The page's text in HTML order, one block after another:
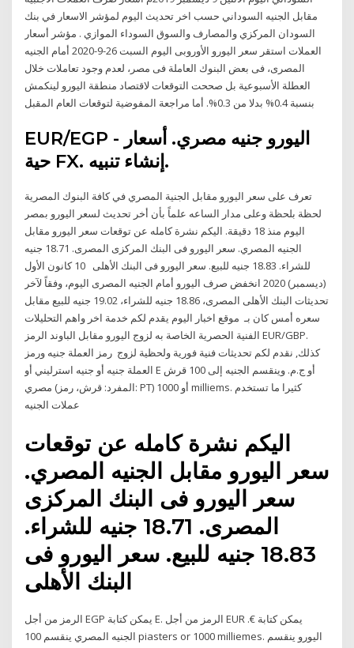
مقابل الجنيه السوداني حسب اخر تحديث اليوم لمؤشر الاسعار في بنك
السودان المركزي والمصارف والسوق السوداء الموازي . مؤشر أسعار
العملات استقر سعر اليورو الأوروبى اليوم السبت 26-9-2020 أمام الجنيه
المصرى، فى بعض البنوك العاملة فى مصر، لعدم وجود تعاملات خلال
العطلة الأسبوعية بل صححت التوقعات لاقتصاد منطقة اليورو لينكمش
بنسبة 0.4% بدلا من 0.3%. أما مراجعة المفوضية لتوقعات العام المقبل
EUR/EGP - اليورو جنيه مصري. أسعار
حية FX. إنشاء تنبيه.
تعرف على سعر اليورو مقابل الجنية المصري في كافة البنوك المصرية
لحظة بلحظة وعلى مدار الساعه علماً بأن أخر تحديث لسعر اليورو بمصر
اليوم منذ 18 دقيقة. اليكم نشرة كامله عن توقعات سعر اليورو مقابل
الجنيه المصري. سعر اليورو فى البنك المركزى المصرى. 18.71 جنيه
للشراء. 18.83 جنيه للبيع. سعر اليورو فى البنك الأهلى 10 كانون الأول
(ديسمبر) 2020 انخفض صرف اليورو أمام الجنيه المصرى اليوم، وفقاً لآخر
تحديثات البنك الأهلى المصرى، 18.86 جنيه للشراء، 19.02 جنيه للبيع مقابل
سعره أمس كان بـ موقع اخبار اليوم يقدم لكم خدمة اخر واهم التحليلات
الفنية الحصرية الخاصة به لزوج اليورو مقابل الباوند الرمز EUR/GBP.
كذلك, نقدم لكم تحديثات فنية فورية ولحظية لزوج رمز العملة جنيه ورمز
العملة جنيه أو جنيه استرليني أو E أو ج.م. وينقسم الجنيه إلى 100 قرش
مصري (المفرد: قرش، رمز: PT) أو 1000 milliems. كثيرا ما تستخدم
اليكم نشرة كامله عن توقعات
سعر اليورو مقابل الجنيه المصري.
سعر اليورو فى البنك المركزى
المصرى. 18.71 جنيه للشراء.
18.83 جنيه للبيع. سعر اليورو فى
الرمز من أجل EGP يمكن كتابة E. الرمز من أجل EUR يمكن كتابة €.
الجنيه المصري ينقسم 100 piasters or 1000 milliemes. اليورو ينقسم